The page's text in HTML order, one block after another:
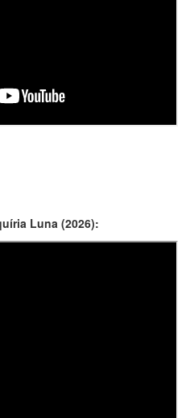
Luna (2026):